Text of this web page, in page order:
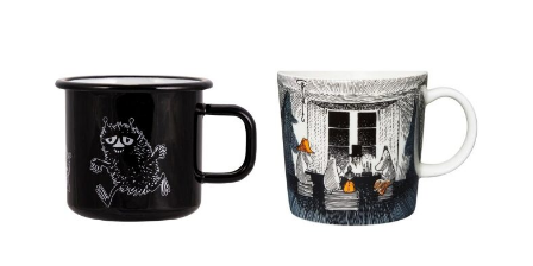
Stinky
aksjon
antall
I
Hagen
Gul
antall